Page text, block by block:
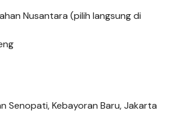
Nusantara (pilih langsung di
Senopati, Kebayoran Baru, Jakarta